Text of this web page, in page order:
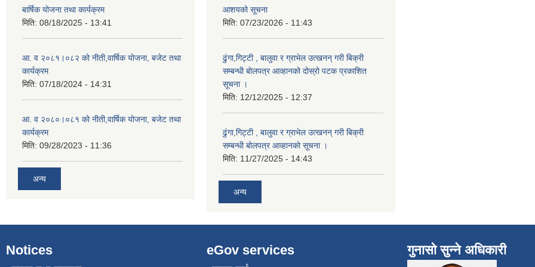
बार्षिक योजना तथा कार्यक्रम
मिति: 08/18/2025 - 13:41
आ. व २०८१।०८२ को नीती,वार्षिक योजना, बजेट तथा
कार्यक्रम
मिति: 07/18/2024 - 14:31
आ. व २०८०।०८१ को नीती,वार्षिक योजना, बजेट तथा
कार्यक्रम
मिति: 09/28/2023 - 11:36
अन्य
आशयको सूचना
मिति: 07/23/2026 - 11:43
ढुंगा,गिट्टी , बालुवा र ग्राभेल उत्खनन् गरी बिक्री
सम्बन्धी बोलपत्र आव्हानको दोस्रो पटक प्रकाशित
सूचना ।
मिति: 12/12/2025 - 12:37
ढुंगा,गिट्टी , बालुवा र ग्राभेल उत्खनन् गरी बिक्री
सम्बन्धी बोलपत्र आव्हानको सूचना ।
मिति: 11/27/2025 - 14:43
अन्य
Notices eGov services गुनासो सुन्ने अधिकारी